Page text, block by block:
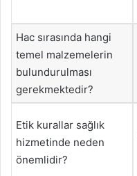
Hac sırasında hangi
temel malzemelerin
bulundurulması
gerekmektedir?
Etik kurallar sağlık
hizmetinde neden
önemlidir?